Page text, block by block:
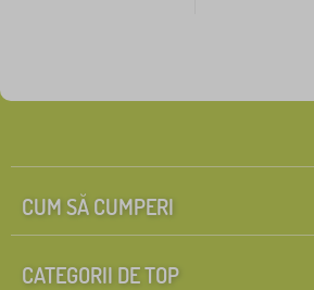
CUM SĂ CUMPERI
CATEGORII DE TOP